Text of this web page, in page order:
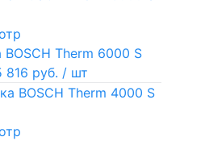
BOSCH Therm 6000 S
816 руб. / шт